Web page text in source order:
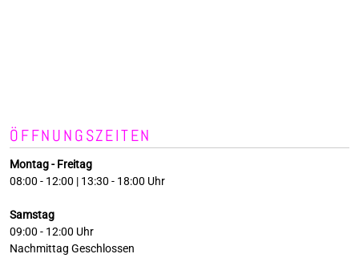
ÖFFNUNGSZEITEN
Montag - Freitag
08:00 - 12:00 | 13:30 - 18:00 Uhr
Samstag
09:00 - 12:00 Uhr
Nachmittag Geschlossen